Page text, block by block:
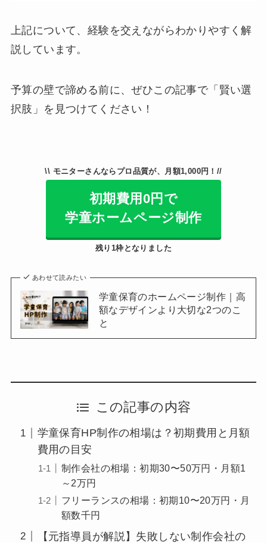
上記について、経験を交えながらわかりやすく解
説しています。
予算の壁で諦める前に、ぜひこの記事で「賢い選
択肢」を見つけてください！
\\ モニターさんならプロ品質が、月額1,000円！//
初期費用0円で
学童ホームページ制作
残り1枠となりました
あわせて読みたい
学童保育のホームページ制作｜高
額なデザインより大切な2つのこ
と
この記事の内容
学童保育HP制作の相場は？初期費用と月額
費用の目安
制作会社の相場：初期30〜50万円・月額1
～2万円
フリーランスの相場：初期10〜20万円・月
額数千円
【元指導員が解説】失敗しない制作会社の